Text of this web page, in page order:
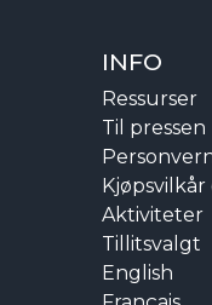
INFO
Ressurser
Til pressen
Aktiviteter
Tillitsvalgt
English